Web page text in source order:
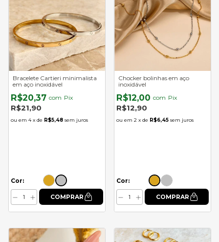
Bracelete Cartieri minimalista
em aço inoxidável
R$20,37 com Pix
R$21,90
4 x de R$5,48 sem juros
Cor:
Chocker bolinhas em aço
inoxidável
R$12,00 com Pix
R$12,90
2 x de R$6,45 sem juros
Cor: